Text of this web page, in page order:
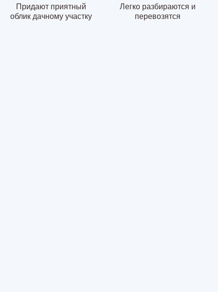
Придают приятный
облик дачному участку
Легко разбираются и
перевозятся